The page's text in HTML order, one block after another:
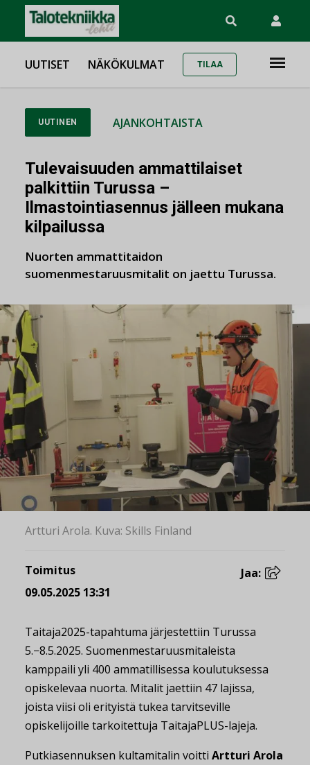
UUTISET NÄKÖKULMAT TILAA
UUTINEN AJANKOHTAISTA
Tulevaisuuden ammattilaiset
palkittiin Turussa –
Ilmastointiasennus jälleen mukana
kilpailussa
Nuorten ammattitaidon
suomenmestaruusmitalit on jaettu Turussa.
Artturi Arola. Kuva: Skills Finland
Toimitus
09.05.2025 13:31
Jaa:
Taitaja2025-tapahtuma järjestettiin Turussa
5.−8.5.2025. Suomenmestaruusmitaleista
kamppaili yli 400 ammatillisessa koulutuksessa
opiskelevaa nuorta. Mitalit jaettiin 47 lajissa,
joista viisi oli erityistä tukea tarvitseville
opiskelijoille tarkoitettuja TaitajaPLUS-lajeja.
Putkiasennuksen kultamitalin voitti Artturi Arola